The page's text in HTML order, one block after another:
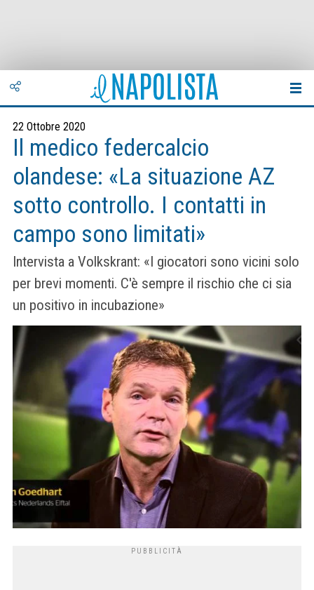
22 Ottobre 2020
Il medico federcalcio
olandese: «La situazione AZ
sotto controllo. I contatti in
campo sono limitati»
Intervista a Volkskrant: «I giocatori sono vicini solo
per brevi momenti. C'è sempre il rischio che ci sia
un positivo in incubazione»